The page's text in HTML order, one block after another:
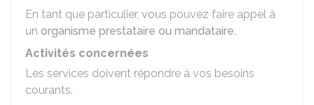
En tant que particulier, vous pouvez faire appel à
un organisme prestataire ou mandataire.
Activités concernées
Les services doivent répondre à vos besoins
courants.